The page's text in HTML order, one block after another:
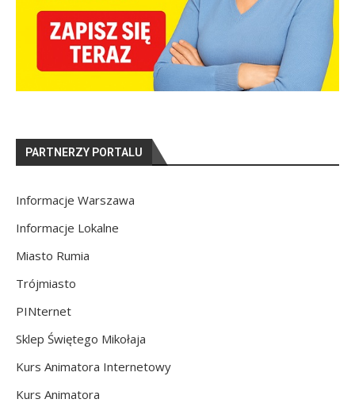
PARTNERZY PORTALU
Informacje Warszawa
Informacje Lokalne
Miasto Rumia
Trójmiasto
PINternet
Sklep Świętego Mikołaja
Kurs Animatora Internetowy
Kurs Animatora